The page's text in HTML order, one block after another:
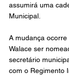
assumirá uma
Municipal.
A mudança
Walace ser
secretário
com o Regimento